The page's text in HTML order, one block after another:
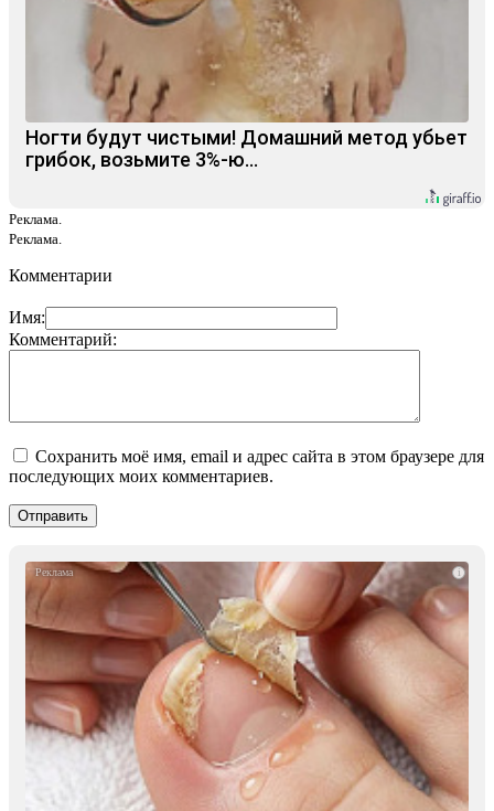
Ногти будут чистыми! Домашний метод убьет
грибок, возьмите 3%-ю…
Реклама.
Реклама.
Комментарии
Имя:
Комментарий:
Сохранить моё имя, email и адрес сайта в этом браузере для
последующих моих комментариев.
i